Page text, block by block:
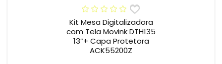
Kit Mesa Digitalizadora
com Tela Movink DTH135
13”+ Capa Protetora
ACK55200Z